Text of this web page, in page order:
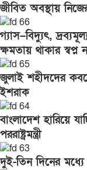
জীবিত অবস্থায়
গ্যাস–বিদ্যুৎ,
ক্ষমতায় থাকার
জুলাই শহীদদের
ইশরাক
বাংলাদেশ হারিয়ে
পররাষ্ট্রমন্ত্রী
দুই-তিন দিনের মধ্যে